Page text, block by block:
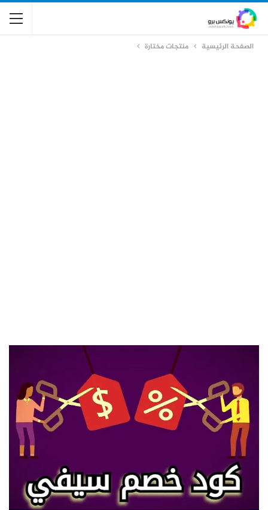
الصفحة الرئيسية منتجات مختارة